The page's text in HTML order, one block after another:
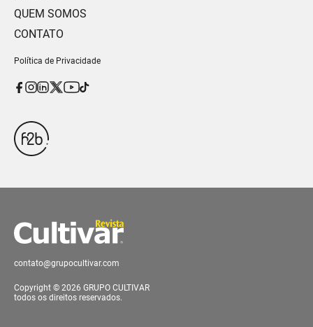
QUEM SOMOS
CONTATO
Política de Privacidade
contato@grupocultivar.com
Copyright © 2026 GRUPO CULTIVAR
todos os direitos reservados.